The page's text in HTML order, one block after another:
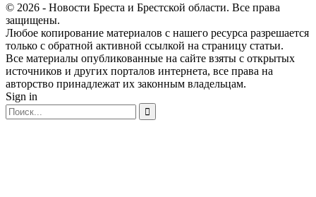
© 2026 - Новости Бреста и Брестской области. Все права
защищены.
Любое копирование материалов с нашего ресурса разрешается
только с обратной активной ссылкой на страницу статьи.
Все материалы опубликованные на сайте взяты с открытых
источников и других порталов интернета, все права на
авторство принадлежат их законным владельцам.
Sign in